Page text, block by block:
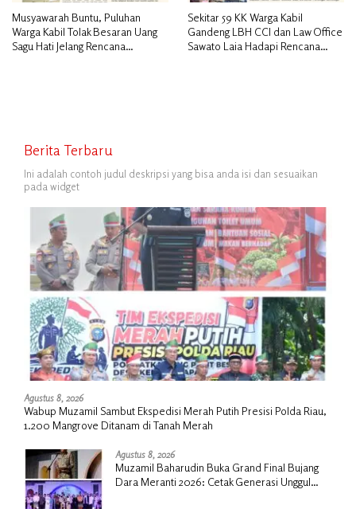
Musyawarah Buntu, Puluhan
Warga Kabil Tolak Besaran Uang
Sagu Hati Jelang Rencana
Sekitar 59 KK Warga Kabil
Gandeng LBH CCI dan Law Office
Sawato Laia Hadapi Rencana
Berita Terbaru
Ini adalah contoh judul deskripsi yang bisa anda isi dan sesuaikan
pada widget
Agustus 8, 2026
Wabup Muzamil Sambut Ekspedisi Merah Putih Presisi Polda Riau,
1.200 Mangrove Ditanam di Tanah Merah
Agustus 8, 2026
Muzamil Baharudin Buka Grand Final Bujang
Dara Meranti 2026: Cetak Generasi Unggul